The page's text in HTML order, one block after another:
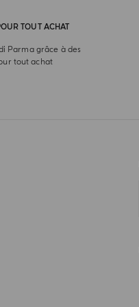
TOUT ACHAT
Parma grâce à des
tout achat